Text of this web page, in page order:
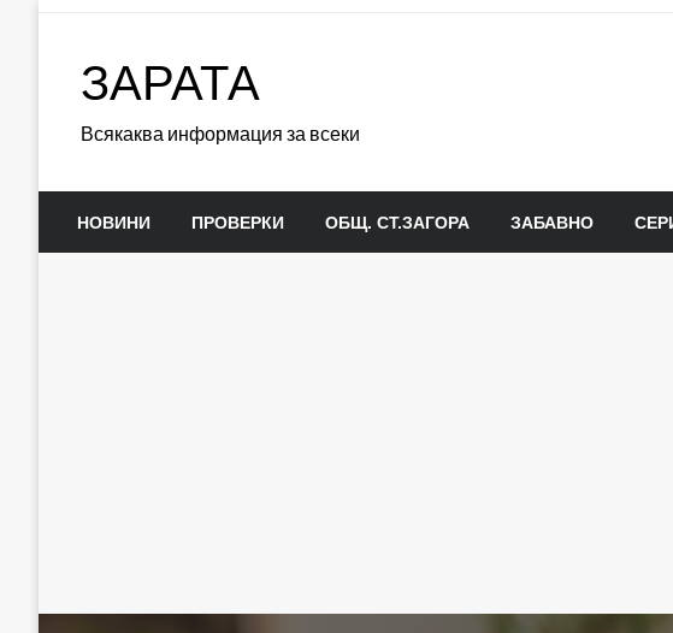
ЗАРАТА
Всякаква информация за всеки
НОВИНИ ПРОВЕРКИ ОБЩ. СТ.ЗАГОРА ЗАБАВНО